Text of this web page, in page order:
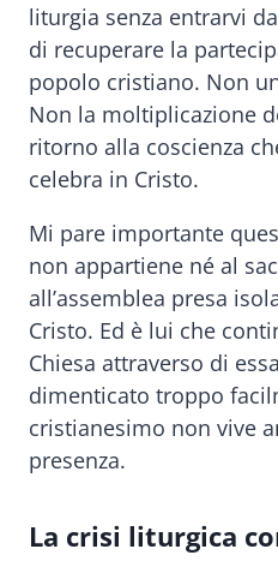
liturgia senza entrarvi
di recuperare la
popolo cristiano. Non
Non la moltiplicazione
ritorno alla coscienza
celebra in Cristo.
Mi pare importante
non appartiene né al
all’assemblea presa
Cristo. Ed è lui che
Chiesa attraverso di
dimenticato troppo
cristianesimo non vive
presenza.
La crisi liturgica